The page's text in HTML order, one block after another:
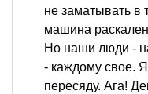
не заматывать в
машина
Но наши люди -
- каждому свое.
пересяду. Ага!